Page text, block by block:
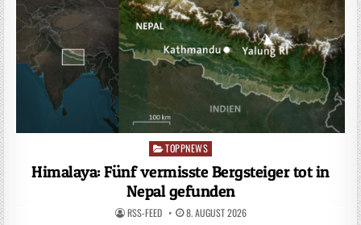
Posted
TOPPNEWS
Himalaya: Fünf vermisste Bergsteiger tot in
Nepal gefunden
RSS-FEED 8. AUGUST 2026